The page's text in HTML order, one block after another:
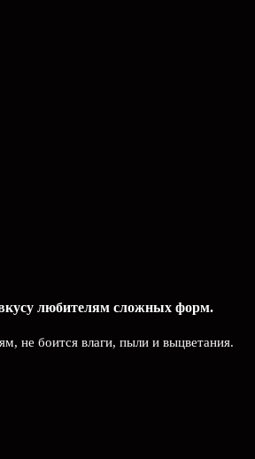
любителям сложных форм.
не боится влаги, пыли и выцветания.